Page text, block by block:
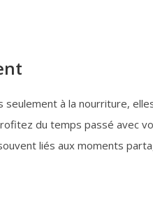
seulement à la nourriture,
du temps passé avec
liés aux moments